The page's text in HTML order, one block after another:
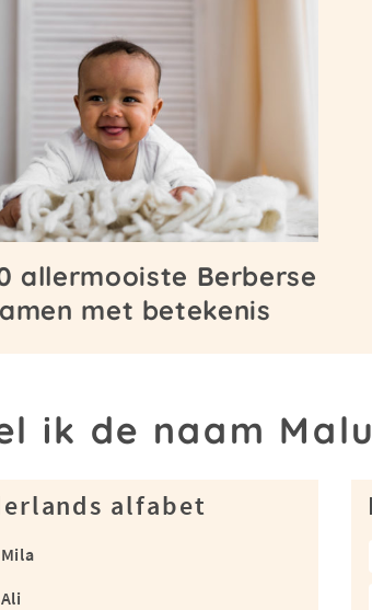
allermooiste Berberse
met betekenis
ik de naam
alfabet
Mila
Ali